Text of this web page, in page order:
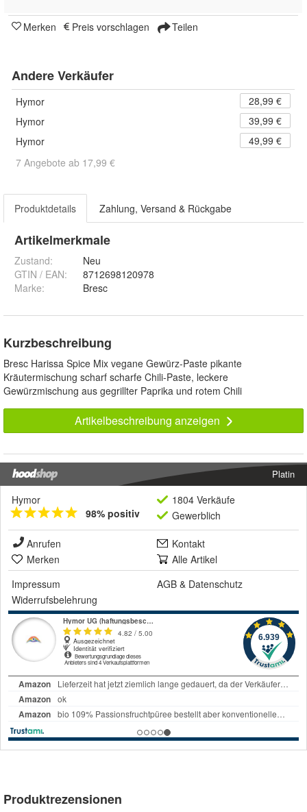
Merken Preis vorschlagen Teilen
Andere Verkäufer
Hymor
28,99 €
Hymor
39,99 €
Hymor
49,99 €
7 Angebote ab 17,99 €
Produktdetails Zahlung, Versand & Rückgabe
Artikelmerkmale
Zustand:
Neu
GTIN / EAN:
8712698120978
Marke:
Bresc
Kurzbeschreibung
Bresc Harissa Spice Mix vegane Gewürz-Paste pikante
Kräutermischung scharf scharfe Chili-Paste, leckere
Gewürzmischung aus gegrillter Paprika und rotem Chili
Artikelbeschreibung anzeigen
Platin
Hymor
98% positiv
1804 Verkäufe
Gewerblich
Anrufen
Kontakt
Merken
Alle Artikel
Impressum
AGB & Datenschutz
Widerrufsbelehrung
Produktrezensionen